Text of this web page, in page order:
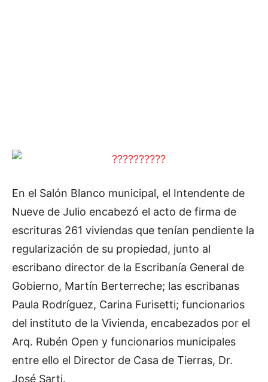
En el Salón Blanco municipal, el Intendente de
Nueve de Julio encabezó el acto de firma de
escrituras 261 viviendas que tenían pendiente la
regularización de su propiedad, junto al
escribano director de la Escribanía General de
Gobierno, Martín Berterreche; las escribanas
Paula Rodríguez, Carina Furisetti; funcionarios
del instituto de la Vivienda, encabezados por el
Arq. Rubén Open y funcionarios municipales
entre ello el Director de Casa de Tierras, Dr.
José Sarti.